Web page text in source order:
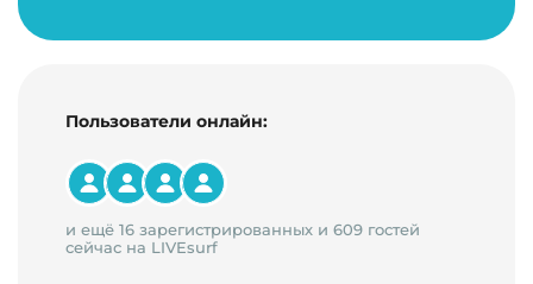
Пользователи онлайн:
и ещё 16 зарегистрированных и 609 гостей
сейчас на LIVEsurf